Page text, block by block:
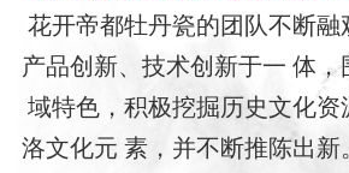
花开帝都牡丹瓷的团队不断融
产品创新、技术创新于一 体，
域特色，积极挖掘历史文化资
洛文化元 素，并不断推陈出新